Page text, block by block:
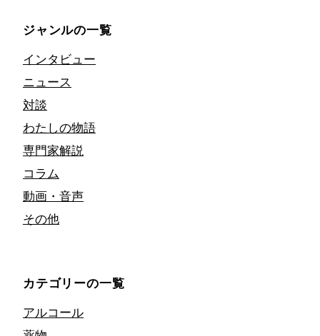
ジャンルの一覧
インタビュー
ニュース
対談
わたしの物語
専門家解説
コラム
動画・音声
その他
カテゴリーの一覧
アルコール